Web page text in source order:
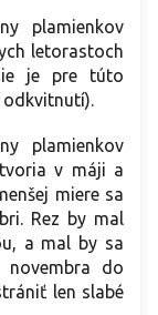
plamienkov
letorastoch
je pre túto
plamienkov
v máji a
miere sa
Rez by mal
a mal by sa
do
len slabé